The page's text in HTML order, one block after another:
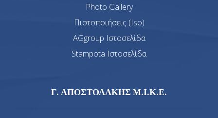
Photo Gallery
Πιστοποιήσεις (Iso)
AGgroup Ιστοσελίδα
Stampota Ιστοσελίδα
Γ. ΑΠΟΣΤΟΛΑΚΗΣ Μ.Ι.Κ.Ε.